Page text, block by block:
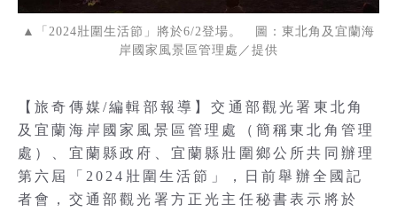
▲「2024壯圍生活節」將於6/2登場。 圖：東北角及宜蘭海
岸國家風景區管理處／提供
【旅奇傳媒/編輯部報導】交通部觀光署東北角
及宜蘭海岸國家風景區管理處（簡稱東北角管理
處）、宜蘭縣政府、宜蘭縣壯圍鄉公所共同辦理
第六屆「2024壯圍生活節」，日前舉辦全國記
者會，交通部觀光署方正光主任秘書表示將於